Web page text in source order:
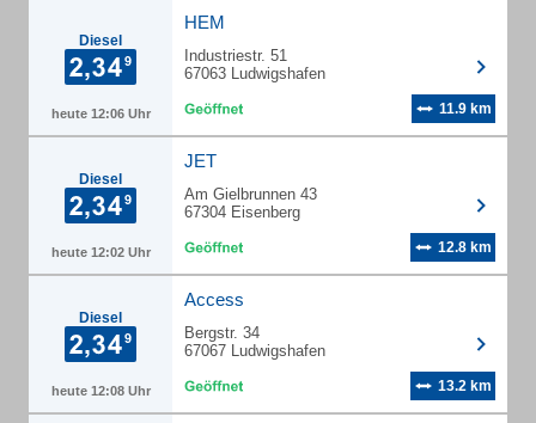
Diesel
heute 12:06 Uhr
HEM
Industriestr. 51
67063 Ludwigshafen
11.9 km
Diesel
heute 12:02 Uhr
JET
Am Gielbrunnen 43
67304 Eisenberg
12.8 km
Diesel
heute 12:08 Uhr
Access
Bergstr. 34
67067 Ludwigshafen
13.2 km